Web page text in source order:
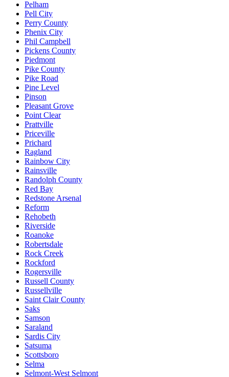
Pelham
Pell City
Perry County
Phenix City
Phil Campbell
Pickens County
Piedmont
Pike County
Pike Road
Pine Level
Pinson
Pleasant Grove
Point Clear
Prattville
Priceville
Prichard
Ragland
Rainbow City
Rainsville
Randolph County
Red Bay
Redstone Arsenal
Reform
Rehobeth
Riverside
Roanoke
Robertsdale
Rock Creek
Rockford
Rogersville
Russell County
Russellville
Saint Clair County
Saks
Samson
Saraland
Sardis City
Satsuma
Scottsboro
Selma
Selmont-West Selmont